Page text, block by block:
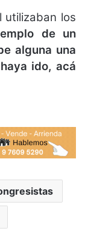
utilizaban los
de un
alguna una
ido, acá